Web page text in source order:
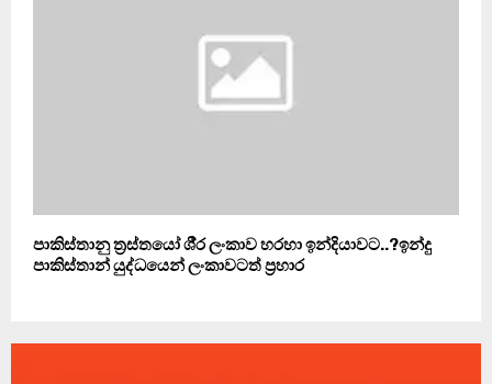
පාකිස්තානු ත‍්‍රස්තයෝ ශී‍්‍ර ලංකාව හරහා ඉන්දියාවට..?ඉන්දු
පාකිස්තාන් යුද්ධයෙන් ලංකාවටත් ප‍්‍රහාර